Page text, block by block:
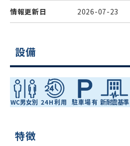
情報更新日 2026-07-23
設備
特徴